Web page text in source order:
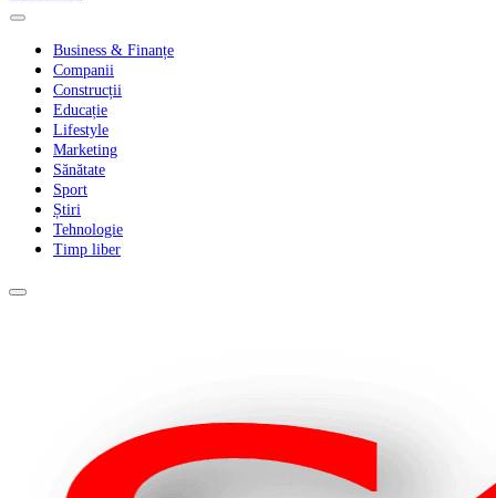
Business & Finanțe
Companii
Construcții
Educație
Lifestyle
Marketing
Sănătate
Sport
Știri
Tehnologie
Timp liber